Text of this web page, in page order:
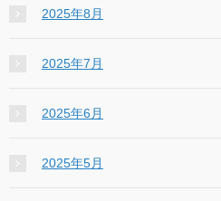
2025年8月
2025年7月
2025年6月
2025年5月